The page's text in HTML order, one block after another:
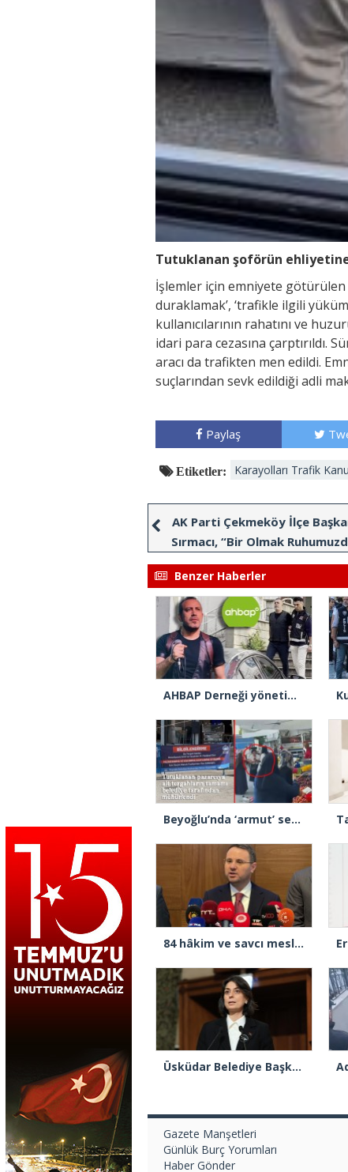
Tutuklanan şoförün
İşlemler için emniyete götürülen
duraklamak’, ‘trafikle ilgili
kullanıcılarının rahatını ve
idari para cezasına çarptırıldı.
aracı da trafikten men edildi.
suçlarından sevk edildiği adli
Paylaş
Etiketler: Karayolları Trafik
AK Parti Çekmeköy İlçe
Sırmacı, “Bir Olmak
Benzer Haberler
AHBAP Derneği yönetimine kayyım atandı
Beyoğlu’nda ‘armut’ seçme tartışmasında müşterinin başına kalas fırlatan pazarcı tutuklandı
84 hâkim ve savcı meslekten çıkarıldı
Üsküdar Belediye Başkanı Sinem Dedetaş tutuklandı
Gazete Manşetleri
Günlük Burç Yorumları
Haber Gönder